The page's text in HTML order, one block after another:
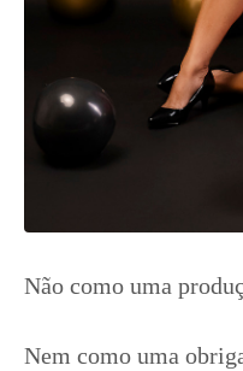
Não como uma
Nem como uma